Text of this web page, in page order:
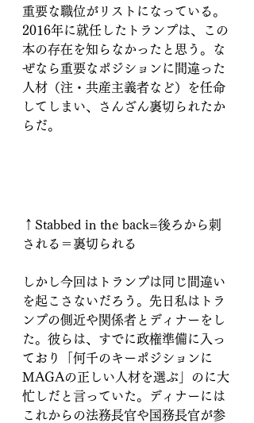
重要な職位がリストになっている。
2016年に就任したトランプは、この
本の存在を知らなかったと思う。な
ぜなら重要なポジションに間違った
人材（注・共産主義者など）を任命
してしまい、さんざん裏切られたか
らだ。
↑Stabbed in the back=後ろから刺
される＝裏切られる
しかし今回はトランプは同じ間違い
を起こさないだろう。先日私はトラ
ンプの側近や関係者とディナーをし
た。彼らは、すでに政権準備に入っ
ており「何千のキーポジションに
MAGAの正しい人材を選ぶ」のに大
忙しだと言っていた。ディナーには
これからの法務長官や国務長官が参